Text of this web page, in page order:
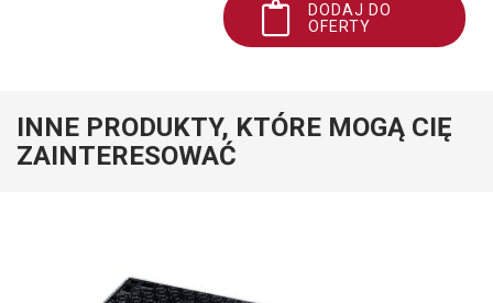
DODAJ DO
OFERTY
INNE PRODUKTY, KTÓRE MOGĄ CIĘ
ZAINTERESOWAĆ